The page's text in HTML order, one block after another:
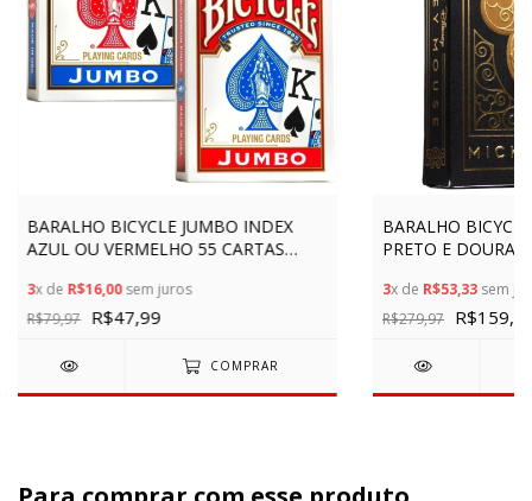
BARALHO BICYCLE JUMBO INDEX
AZUL OU VERMELHO 55 CARTAS
STANDARD SIZE JOGO
3x de R$16,00sem juros
R$79,97 R$47,99
COMPRAR
BARALHO
PRETO E
COLECIONÁVEL
3x de R$53,33sem
R$279,97